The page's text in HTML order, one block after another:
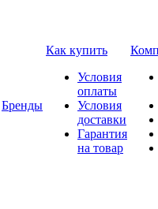
Бренды
Как купить
Условия
оплаты
Условия
доставки
Гарантия
на товар